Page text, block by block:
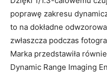
poprawę zakresu
to na dokładne
zwłaszcza podczas
Marka przedstawiła
Dynamic Range Imaging